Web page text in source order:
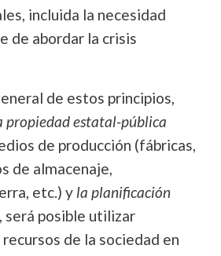
incluida la necesidad
de abordar la crisis
de estos principios,
propiedad estatal-pública
de producción (fábricas,
de almacenaje,
etc.) y la planificación
, será posible utilizar
de la sociedad en